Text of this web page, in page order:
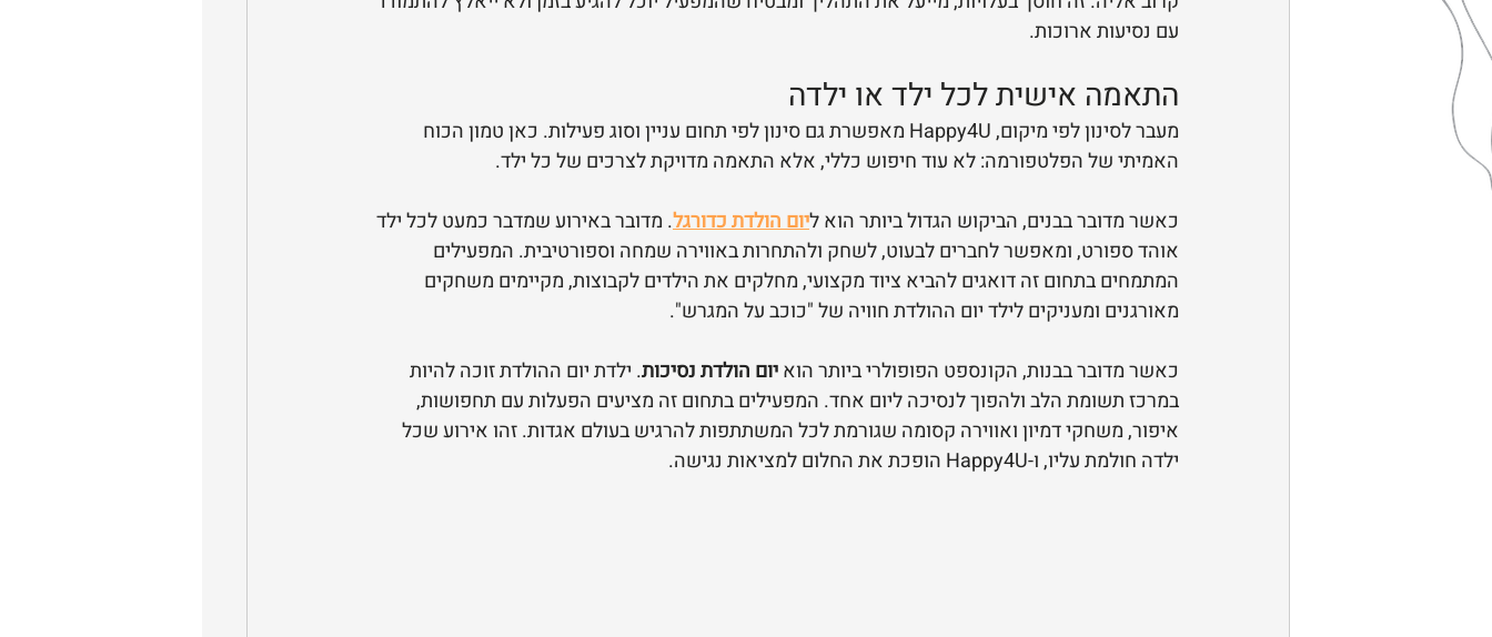
עם נסיעות ארוכות.
התאמה אישית לכל ילד או ילדה
מעבר לסינון לפי מיקום, Happy4U מאפשרת גם סינון לפי תחום עניין וסוג פעילות. כאן טמון הכוח
האמיתי של הפלטפורמה: לא עוד חיפוש כללי, אלא התאמה מדויקת לצרכים של כל ילד.
כאשר מדובר בבנים, הביקוש הגדול ביותר הוא ליום הולדת כדורגל. מדובר באירוע שמדבר כמעט לכל ילד
אוהד ספורט, ומאפשר לחברים לבעוט, לשחק ולהתחרות באווירה שמחה וספורטיבית. המפעילים
המתמחים בתחום זה דואגים להביא ציוד מקצועי, מחלקים את הילדים לקבוצות, מקיימים משחקים
מאורגנים ומעניקים לילד יום ההולדת חוויה של "כוכב על המגרש".
כאשר מדובר בבנות, הקונספט הפופולרי ביותר הוא יום הולדת נסיכות. ילדת יום ההולדת זוכה להיות
במרכז תשומת הלב ולהפוך לנסיכה ליום אחד. המפעילים בתחום זה מציעים הפעלות עם תחפושות,
איפור, משחקי דמיון ואווירה קסומה שגורמת לכל המשתתפות להרגיש בעולם אגדות. זהו אירוע שכל
ילדה חולמת עליו, ו-Happy4U הופכת את החלום למציאות נגישה.